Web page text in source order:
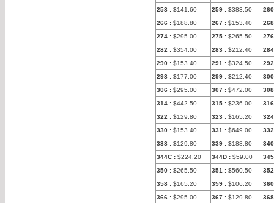
258 : $141.60 259 : $383.50
260
266 : $188.80 267 : $153.40
268
274 : $295.00 275 : $265.50
276
282 : $354.00 283 : $212.40
284
290 : $153.40 291 : $324.50
292
298 : $177.00 299 : $212.40
300
306 : $295.00 307 : $472.00
308
314 : $442.50 315 : $236.00
316
322 : $129.80 323 : $165.20
324
330 : $153.40 331 : $649.00
332
338 : $129.80 339 : $188.80
340
344C : $224.20 344D : $59.00
345
350 : $265.50 351 : $560.50
352
358 : $165.20 359 : $106.20
360
366 : $295.00 367 : $129.80
368